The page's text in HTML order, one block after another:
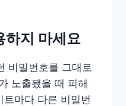
하지 마세요
비밀번호를 그대로
노출됐을 때 피해
마다 다른 비밀번